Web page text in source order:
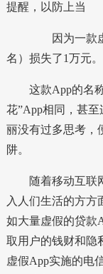
提醒，以防上当
因为一款虚
名）损失了1万元。
这款App的名称
花”App相同，甚
丽没有过多思考，
阱。
随着移动互联网
入人们生活的方方
如大量虚假的贷款
取用户的钱财和隐
虚假App实施的电